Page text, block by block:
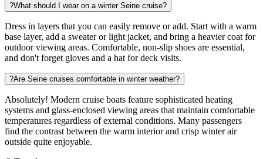
?What should I wear on a winter Seine cruise?
Dress in layers that you can easily remove or add. Start with a warm
base layer, add a sweater or light jacket, and bring a heavier coat for
outdoor viewing areas. Comfortable, non-slip shoes are essential,
and don't forget gloves and a hat for deck visits.
?Are Seine cruises comfortable in winter weather?
Absolutely! Modern cruise boats feature sophisticated heating
systems and glass-enclosed viewing areas that maintain comfortable
temperatures regardless of external conditions. Many passengers
find the contrast between the warm interior and crisp winter air
outside quite enjoyable.